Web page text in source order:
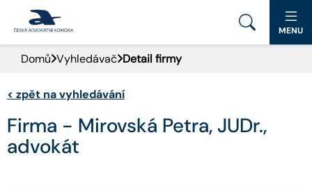
PORTÁL ČAK
DOMŮ
AKTUALITY
MENU
Domů Vyhledávač Detail firmy
< zpět na vyhledávání
Firma - Mirovská Petra, JUDr.,
advokát